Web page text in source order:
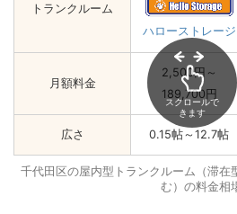
トランクルーム
ハローストレージ
月額料金
2,500円～
189,700円
広さ 0.15帖～12.7帖
スクロールで
きます
千代田区の屋内型トランクルーム（滞在
む）の料金相